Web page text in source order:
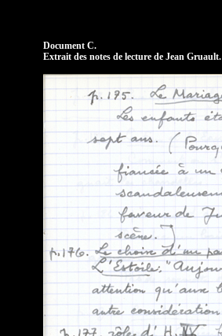
Document C.
Extrait des notes de lecture de Jean Gruault.